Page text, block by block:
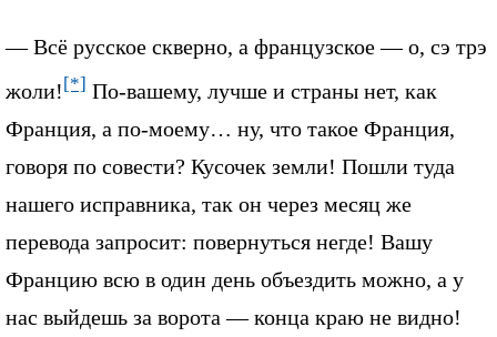
— Всё русское скверно, а французское — о, сэ трэ
жоли![*] По-вашему, лучше и страны нет, как
Франция, а по-моему… ну, что такое Франция,
говоря по совести? Кусочек земли! Пошли туда
нашего исправника, так он через месяц же
перевода запросит: повернуться негде! Вашу
Францию всю в один день объездить можно, а у
нас выйдешь за ворота — конца краю не видно!